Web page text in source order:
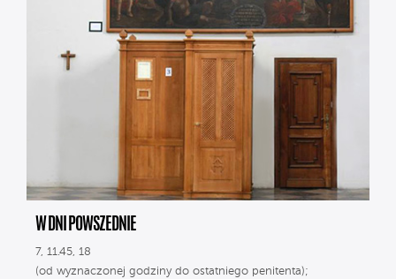
W DNI POWSZEDNIE
7, 11.45, 18
(od wyznaczonej godziny do ostatniego penitenta);